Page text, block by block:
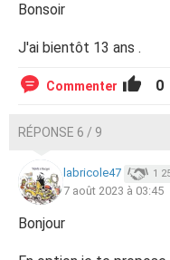
Bonsoir
J'ai bientôt 13 ans .
Commenter 0
RÉPONSE 6 / 9
labricole47 1
7 août 2023 à 03:45
Bonjour